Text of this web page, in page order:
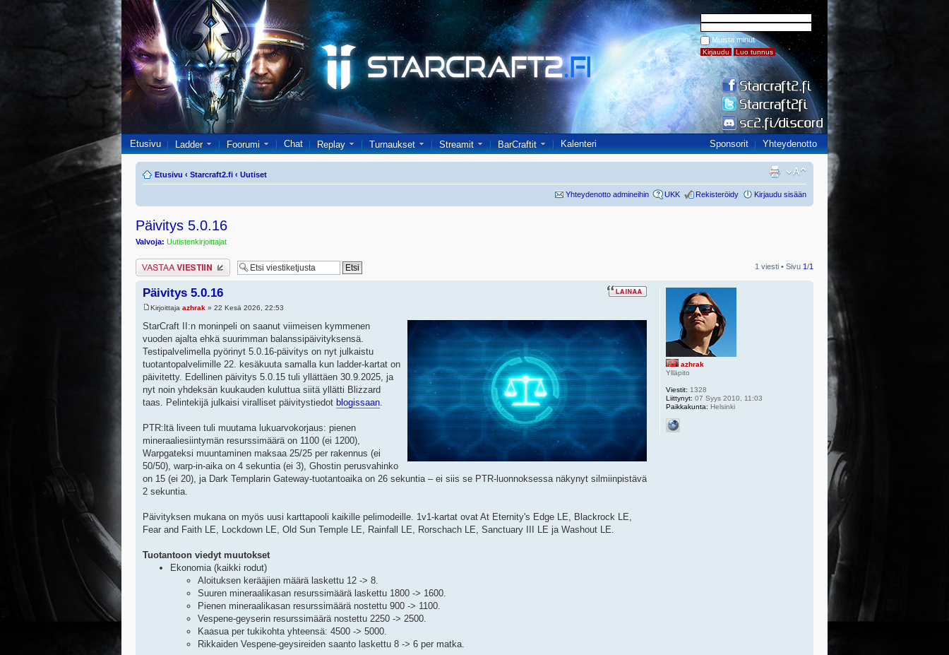
Muista minut
Etusivu Ladder Foorumi Chat Replay Turnaukset Streamit BarCraftit Kalenteri Sponsorit Yhteydenotto
Etusivu ‹ Starcraft2.fi ‹ Uutiset
Yhteydenotto admineihin UKK Rekisteröidy Kirjaudu sisään
Päivitys 5.0.16
Valvoja: Uutistenkirjoittajat
Lähetä vastaus 1 viesti • Sivu 1/1
Päivitys 5.0.16
Kirjoittaja azhrak » 22 Kesä 2026, 22:53
StarCraft II:n moninpeli on saanut viimeisen kymmenen
vuoden ajalta ehkä suurimman balanssipäivityksensä.
Testipalvelimella pyörinyt 5.0.16-päivitys on nyt julkaistu
tuotantopalvelimille 22. kesäkuuta samalla kun ladder-kartat on
päivitetty. Edellinen päivitys 5.0.15 tuli yllättäen 30.9.2025, ja
nyt noin yhdeksän kuukauden kuluttua siitä yllätti Blizzard
taas. Pelintekijä julkaisi viralliset päivitystiedot blogissaan
PTR:ltä liveen tuli muutama lukuarvokorjaus: pienen
mineraaliesiintymän resurssimäärä on 1100 (ei 1200),
Warpgateksi muuntaminen maksaa 25/25 per rakennus (ei
50/50), warp-in-aika on 4 sekuntia (ei 3), Ghostin perusvahinko
on 15 (ei 20), ja Dark Templarin Gateway-tuotantoaika on 26 sekuntia – ei siis se PTR-luonnoksessa näkynyt silmiinpistävä
2 sekuntia.
Päivityksen mukana on myös uusi karttapooli kaikille pelimodeille. 1v1-kartat ovat At Eternity's Edge LE, Blackrock LE,
Fear and Faith LE, Lockdown LE, Old Sun Temple LE, Rainfall LE, Rorschach LE, Sanctuary III LE ja Washout LE.
Tuotantoon viedyt muutokset
Ekonomia (kaikki rodut)
Aloituksen kerääjien määrä laskettu 12 -> 8.
Suuren mineraalikasan resurssimäärä laskettu 1800 -> 1600.
Pienen mineraalikasan resurssimäärä nostettu 900 -> 1100.
Vespene-geyserin resurssimäärä nostettu 2250 -> 2500.
Kaasua per tukikohta yhteensä: 4500 -> 5000.
Rikkaiden Vespene-geysireiden saanto laskettu 8 -> 6 per matka.
azhrak
Ylläpito
Viestit: 1328
Liittynyt: 07 Syys 2010, 11:03
Paikkakunta: Helsinki